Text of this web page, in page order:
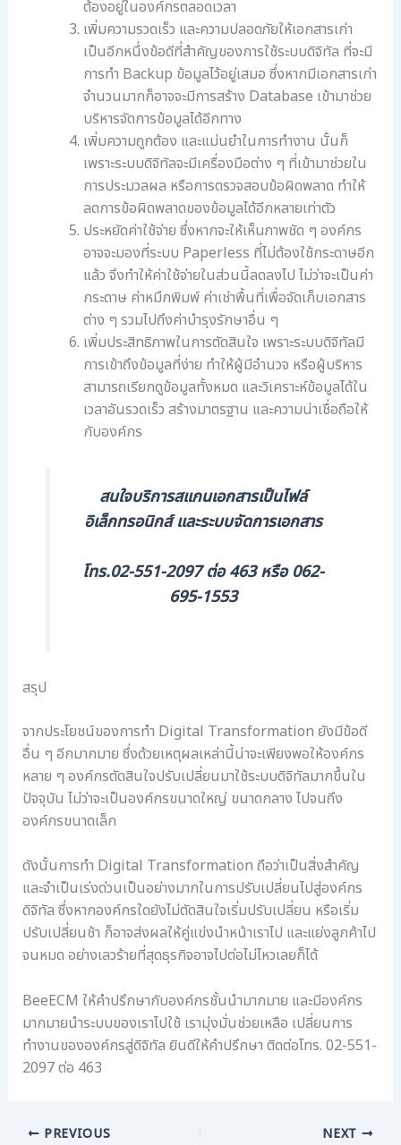
ต้องอยู่ในองค์กรตลอดเวลา
เพิ่มความรวดเร็ว และความปลอดภัยให้เอกสารเก่า
เป็นอีกหนึ่งข้อดีที่สำคัญของการใช้ระบบดิจิทัล ที่จะมี
การทำ Backup ข้อมูลไว้อยู่เสมอ ซึ่งหากมีเอกสารเก่า
จำนวนมากก็อาจจะมีการสร้าง Database เข้ามาช่วย
บริหารจัดการข้อมูลได้อีกทาง
เพิ่มความถูกต้อง และแม่นยำในการทำงาน นั้นก็
เพราะระบบดิจิทัลจะมีเครื่องมือต่าง ๆ ที่เข้ามาช่วยใน
การประมวลผล หรือการตรวจสอบข้อผิดพลาด ทำให้
ลดการข้อผิดพลาดของข้อมูลได้อีกหลายเท่าตัว
ประหยัดค่าใช้จ่าย ซึ่งหากจะให้เห็นภาพชัด ๆ องค์กร
อาจจะมองที่ระบบ Paperless ที่ไม่ต้องใช้กระดาษอีก
แล้ว จึงทำให้ค่าใช้จ่ายในส่วนนี้ลดลงไป ไม่ว่าจะเป็นค่า
กระดาษ ค่าหมึกพิมพ์ ค่าเช่าพื้นที่เพื่อจัดเก็บเอกสาร
ต่าง ๆ รวมไปถึงค่าบำรุงรักษาอื่น ๆ
เพิ่มประสิทธิภาพในการตัดสินใจ เพราะระบบดิจิทัลมี
การเข้าถึงข้อมูลที่ง่าย ทำให้ผู้มีอำนวจ หรือผู้บริหาร
สามารถเรียกดูข้อมูลทั้งหมด และวิเคราะห์ข้อมูลได้ใน
เวลาอันรวดเร็ว สร้างมาตรฐาน และความน่าเชื่อถือให้
กับองค์กร
สนใจบริการสแกนเอกสารเป็นไฟล์
อิเล็กทรอนิกส์ และระบบจัดการเอกสาร
โทร.02-551-2097 ต่อ 463 หรือ 062-
695-1553
สรุป
จากประโยชน์ของการทำ Digital Transformation ยังมีข้อดี
อื่น ๆ อีกมากมาย ซึ่งด้วยเหตุผลเหล่านี้น่าจะเพียงพอให้องค์กร
หลาย ๆ องค์กรตัดสินใจปรับเปลี่ยนมาใช้ระบบดิจิทัลมากขึ้นใน
ปัจจุบัน ไม่ว่าจะเป็นองค์กรขนาดใหญ่ ขนาดกลาง ไปจนถึง
องค์กรขนาดเล็ก
ดังนั้นการทำ Digital Transformation ถือว่าเป็นสิ่งสำคัญ
และจำเป็นเร่งด่วนเป็นอย่างมากในการปรับเปลี่ยนไปสู่องค์กร
ดิจิทัล ซึ่งหากองค์กรใดยังไม่ตัดสินใจเริ่มปรับเปลี่ยน หรือเริ่ม
ปรับเปลี่ยนช้า ก็อาจส่งผลให้คู่แข่งนำหน้าเราไป และแย่งลูกค้าไป
จนหมด อย่างเลวร้ายที่สุดธุรกิจอาจไปต่อไม่ไหวเลยก็ได้
BeeECM ให้คำปรึกษากับองค์กรชั้นนำมากมาย และมีองค์กร
มากมายนำระบบของเราไปใช้ เรามุ่งมั่นช่วยเหลือ เปลี่ยนการ
ทำงานขององค์กรสู่ดิจิทัล ยินดีให้คำปรึกษา ติดต่อโทร. 02-551-
2097 ต่อ 463
PREVIOUS NEXT